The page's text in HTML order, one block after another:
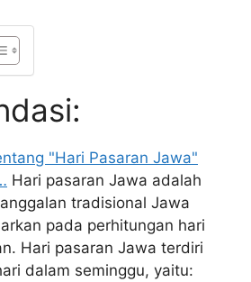
"Hari Pasaran Jawa"
Hari pasaran Jawa adalah
tradisional Jawa
pada perhitungan hari
Hari pasaran Jawa terdiri
dalam seminggu, yaitu: